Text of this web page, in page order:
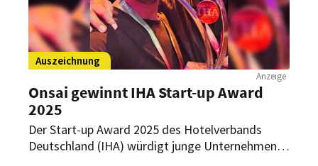
Auszeichnung
Anzeige
Onsai gewinnt IHA Start-up Award
2025
Der Start-up Award 2025 des Hotelverbands
Deutschland (IHA) würdigt junge Unternehmen,